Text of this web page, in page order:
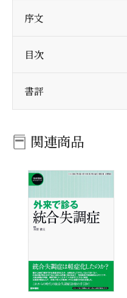
序文
目次
書評
関連商品